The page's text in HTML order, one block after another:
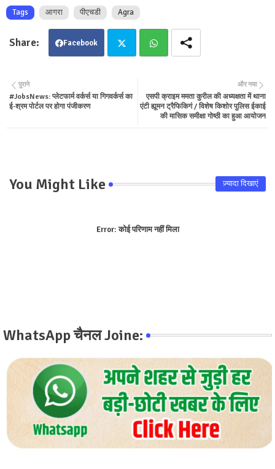
Tags आगरा पीएचडी Agra
Facebook
ter tsa
और नया
एसपी क्राइम ममता कुरील की अध्यक्षता में थाना
एंटी ह्यूमन ट्रैफिकिगं / विशेष किशोर पुलिस ईकाई
की मासिक समीक्षा गोष्ठी का हुआ आयोजन
पुराने
#JobsNews: प्लेटफार्म वर्कर्स या गिगवर्कर्स का
ई-श्रम पोर्टल पर होगा पंजीकरण
You Might Like ज़्यादा दिखाएं
Error:कोई परिणाम नहीं मिला
WhatsApp चैनल Joine: